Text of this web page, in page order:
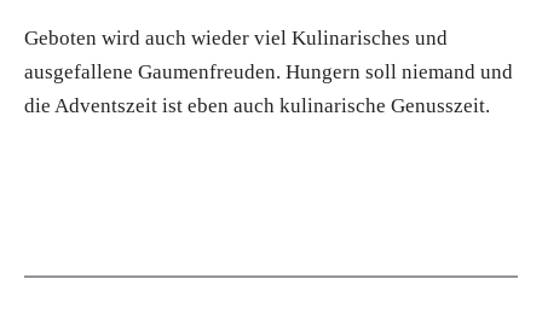
Geboten wird auch wieder viel Kulinarisches und
ausgefallene Gaumenfreuden. Hungern soll niemand und
die Adventszeit ist eben auch kulinarische Genusszeit.